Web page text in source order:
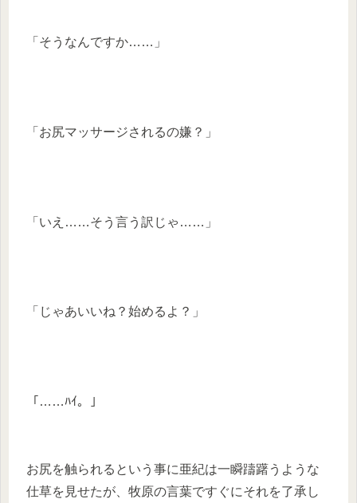
「そうなんですか……」
「お尻マッサージされるの嫌？」
「いえ……そう言う訳じゃ……」
「じゃあいいね？始めるよ？」
「……ﾊｲ。」
お尻を触られるという事に亜紀は一瞬躊躇うような
仕草を見せたが、牧原の言葉ですぐにそれを了承し